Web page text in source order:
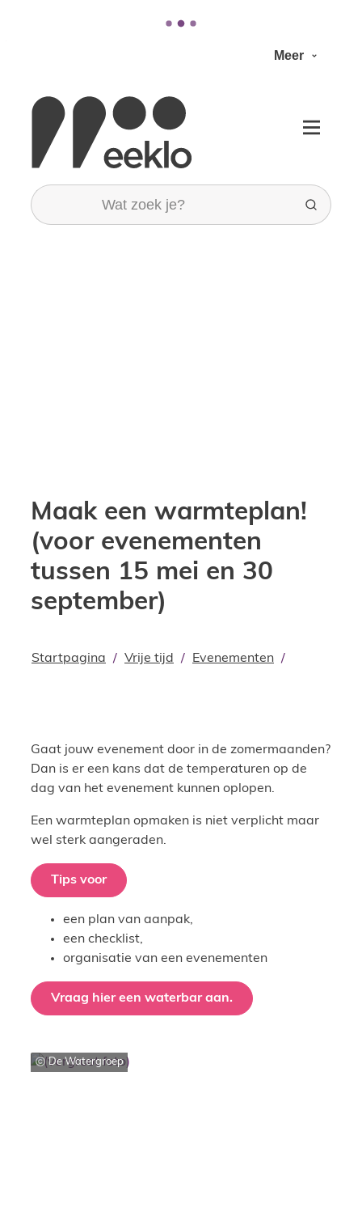
Meer
Stad Eeklo
Wat zoek je?
Zoeken
Menu
Maak een warmteplan!
(voor evenementen
tussen 15 mei en 30
september)
Startpagina Vrije tijd Evenementen
Gaat jouw evenement door in de zomermaanden?
Dan is er een kans dat de temperaturen op de
dag van het evenement kunnen oplopen.
Een warmteplan opmaken is niet verplicht maar
wel sterk aangeraden.
Tips voor
een plan van aanpak,
een checklist,
organisatie van een evenementen
Vraag hier een waterbar aan.
De Watergroep